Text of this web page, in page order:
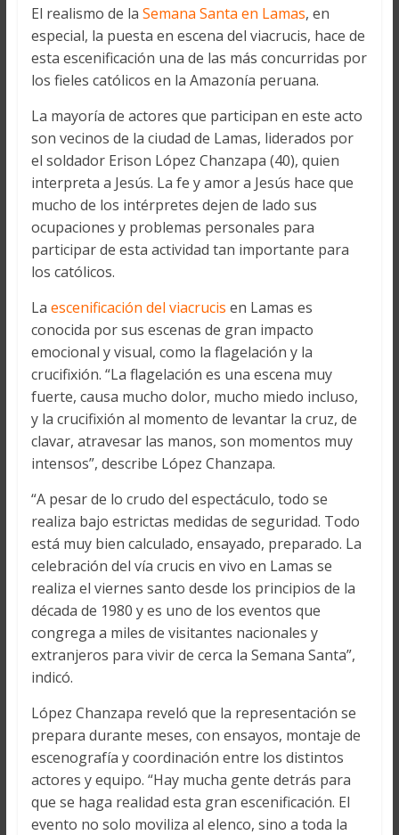
El realismo de la Semana Santa en Lamas, en
especial, la puesta en escena del viacrucis, hace de
esta escenificación una de las más concurridas por
los fieles católicos en la Amazonía peruana.
La mayoría de actores que participan en este acto
son vecinos de la ciudad de Lamas, liderados por
el soldador Erison López Chanzapa (40), quien
interpreta a Jesús. La fe y amor a Jesús hace que
mucho de los intérpretes dejen de lado sus
ocupaciones y problemas personales para
participar de esta actividad tan importante para
los católicos.
La escenificación del viacrucis en Lamas es
conocida por sus escenas de gran impacto
emocional y visual, como la flagelación y la
crucifixión. “La flagelación es una escena muy
fuerte, causa mucho dolor, mucho miedo incluso,
y la crucifixión al momento de levantar la cruz, de
clavar, atravesar las manos, son momentos muy
intensos”, describe López Chanzapa.
“A pesar de lo crudo del espectáculo, todo se
realiza bajo estrictas medidas de seguridad. Todo
está muy bien calculado, ensayado, preparado. La
celebración del vía crucis en vivo en Lamas se
realiza el viernes santo desde los principios de la
década de 1980 y es uno de los eventos que
congrega a miles de visitantes nacionales y
extranjeros para vivir de cerca la Semana Santa”,
indicó.
López Chanzapa reveló que la representación se
prepara durante meses, con ensayos, montaje de
escenografía y coordinación entre los distintos
actores y equipo. “Hay mucha gente detrás para
que se haga realidad esta gran escenificación. El
evento no solo moviliza al elenco, sino a toda la